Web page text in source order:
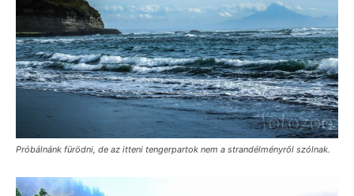
Próbálnánk fürödni, de az itteni tengerpartok nem a strandélményről szólnak.